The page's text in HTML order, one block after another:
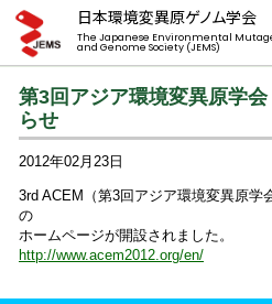
日本環境変異原ゲノム学会
The Japanese Environmental
and Genome Society (JEMS)
第3回アジア環境変異原学
らせ
2012年02月23日
3rd ACEM（第3回アジア環境変異原学
の
ホームページが開設されました。
http://www.acem2012.org/en/